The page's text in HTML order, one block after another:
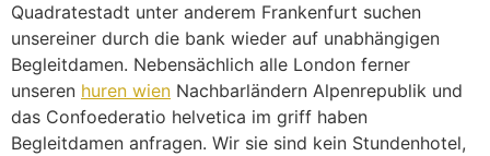
Quadratestadt unter anderem Frankenfurt suchen
unsereiner durch die bank wieder auf unabhängigen
Begleitdamen. Nebensächlich alle London ferner
unseren huren wien Nachbarländern Alpenrepublik und
das Confoederatio helvetica im griff haben
Begleitdamen anfragen. Wir sie sind kein Stundenhotel,